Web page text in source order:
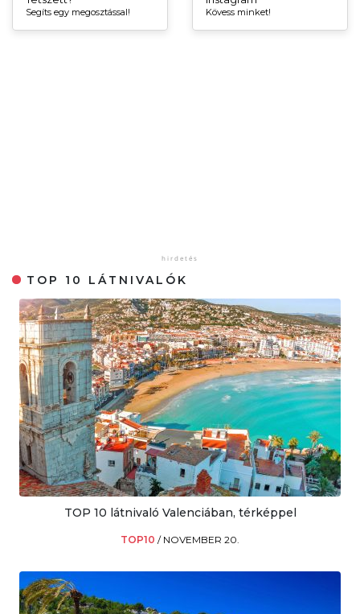
Segíts egy megosztással! Kövess minket!
TOP 10 LÁTNIVALÓK
TOP 10 látnivaló Valenciában, térképpel
TOP10 / NOVEMBER 20.